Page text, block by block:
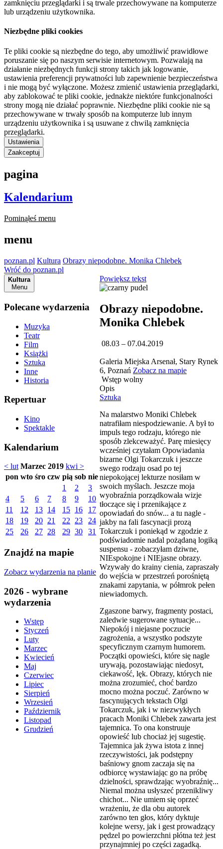
zamknięciu przeglądarki i są trwale przechowywane na komputerze
lub urządzeniu użytkownika.
Niezbędne pliki cookies
Te pliki cookie są niezbędne do tego, aby umożliwić prawidłowe
poruszanie się po naszym serwisie internetowym. Pozwalają na
działanie niezbędnych funkcji strony takich jak logowanie,
ustawienia preferencji prywatności lub zapewnienie bezpieczeństwa
i nie mogą być wyłączone. Możesz zmienić ustawienia przeglądarki,
aby zablokować te pliki cookie, jednakże niektóre funkcjonalności
strony mogą nie działać poprawnie. Niezbędne pliki cookie nie są
przechowywane w trwały sposób na komputerze lub innym
urządzeniu użytkownika i są usuwane z chwilą zamknięcia
przeglądarki.
Ustawienia
Zaakceptuj
pagina
Kalendarium
Pominąłeś menu
menu
poznan.pl Kultura Obrazy niepodobne. Monika Chlebek
Wróć do poznan.pl
Kultura
Menu
Polecane wydarzenia
Muzyka
Teatr
Film
Książki
Sztuka
Inne
Historia
Repertuar
Kino
Spektakle
Kalendarium
< lut Marzec 2019 kwi >
pon wto śro czw pią sob nie
1
2
3
4
5 6 7 8 9
10
11
12 13 14 15 16
17
18
19 20 21 22 23
24
25
26 27 28 29 30 31
Znajdź na mapie
Zobacz wydarzenia na planie
2026 - wybrane
wydarzenia
Wstęp
Styczeń
Luty
Marzec
Kwiecień
Maj
Czerwiec
Lipiec
Sierpień
Wrzesień
Październik
Listopad
Grudzień
Powiększ tekst
Obrazy niepodobne.
Monika Chlebek
08.03 – 07.04.2019
Galeria Miejska Arsenał, Stary Rynek
6, Poznań Zobacz na mapie
Wstęp wolny
Opis
Sztuka
Na malarstwo Moniki Chlebek
natrafiłam niespodziewanie. A był to
impuls tego rodzaju, którego nie
sposób zlekceważyć. Parę miesięcy
wcześniej czytałam Opowiadania
bizarne Olgi Tokarczuk i jeszcze
swego rodzaju osad po tej
niepokojącej lekturze nosiłam w
swoich myślach. Jeszcze moja
wyobraźnia porządkowała wizje
tłoczące się i przenikające z
opowiadań do snów... a tu nagle -
jakby na fali fascynacji prozą
Tokarczuk i poniekąd w zgodzie z
podświadomie nadal pożądaną logiką
suspensu - zobaczyłam dziwne,
NIEspokojne i NIEjasne obrazy.
Wzywały do krainy cienia, zapraszały
do wejścia w przestrzeń porośniętą
znakami zapytania, w półmrok pełen
niewiadomych.
Zgaszone barwy, fragmenty postaci,
zaledwie sugerowane sytuacje...
Niepokój i niejasne poczucie
zagrożenia, a wszystko podszyte
specyficznym czarnym humorem.
Początki opowieści, które się nagle
urywają, pozostawiając niedosyt,
ciekawość, lęk. Obrazy, których nie
można zrozumieć, choć bardzo
mocno można poczuć. Zarówno w
fascynujących tekstach Olgi
Tokarczuk, jak i w niezwykłych
pracach Moniki Chlebek zawarta jest
tajemnica. To ona konstruuje
opowieść lub chociaż jej sugestię.
Tajemnica jak żywa istota z innej
rzeczywistości, jak podstępny
baśniowy gnom zaczaja się na
odbiorcę wystawiając go na próbę
dzielności, sprawdzając wyobraźnię...
Niemal można usłyszeć przenikliwy
chichot... Nie umiem się oprzeć
wrażeniu, że dla obu autorek
zarówno ten głos, który dyktuje
kolejne wersy, jak i gest prowadzący
pędzel po powierzchni płótna też jest
przynajmniej po części zagadką.